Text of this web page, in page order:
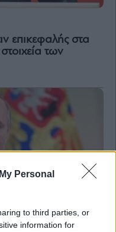
Personal
to third parties, or
information for
επικεφαλής στα
των